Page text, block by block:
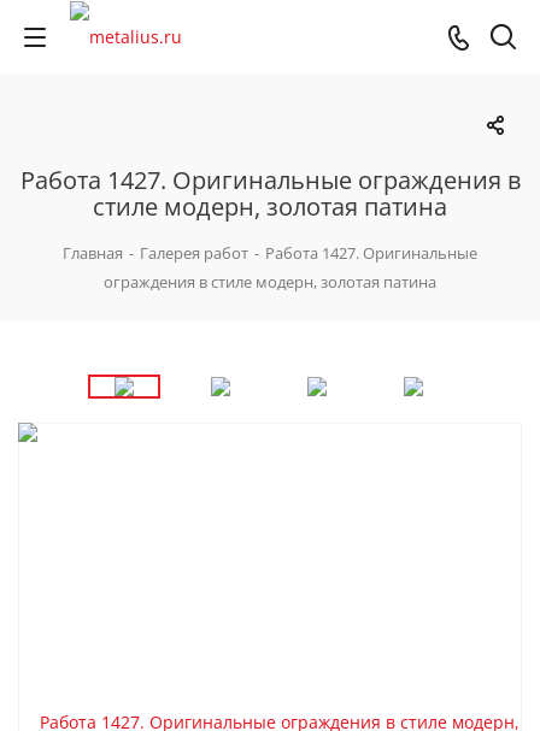
Работа 1427. Оригинальные ограждения в
стиле модерн, золотая патина
Главная - Галерея работ - Работа 1427. Оригинальные
ограждения в стиле модерн, золотая патина